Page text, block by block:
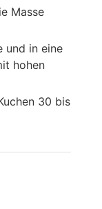
Masse
und in eine
hohen
30 bis